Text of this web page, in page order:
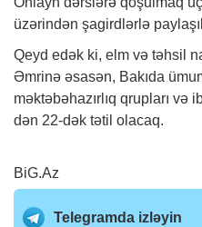
üzərindən şagirdlərlə
Qeyd edək ki, elm və təhsil
Əmrinə əsasən, Bakıda
məktəbəhazırlıq qrupları və
dən 22-dək tətil olacaq.
BiG.Az
Telegramda izləyin